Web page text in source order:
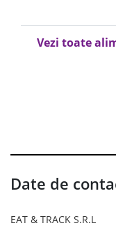
Vezi toate
Date de
EAT & TRACK S.R.L